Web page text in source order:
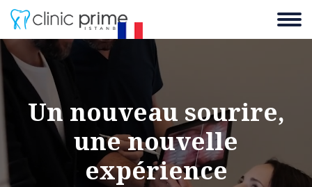
Un nouveau sourire,
une nouvelle
expérience